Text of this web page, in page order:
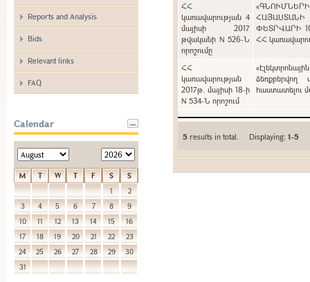
Reports and Analysis
Bids
Relevant links
FAQ
Calendar
M T W T F S
S
1
2
3
4 5 6 7 8
9
10
11 12 13 14 15
16
17
18 19 20 21 22
23
24
25 26 27 28 29
30
31
ՀՀ
կառավարության 4
մայիսի 2017
թվականի N 526-Ն
որոշումը
ՓԵՏՐՎԱՐԻ
ՀՀ
ՀՀ
կառավարության
2017թ. մայիսի 18-ի
N 534-Ն որոշում
ձեռքբերվող
հաստատելու
5 results in total. Displaying:1-5